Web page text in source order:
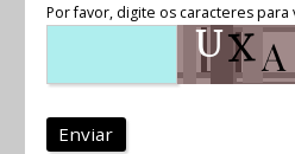
Por favor, digite os caracteres para
Enviar